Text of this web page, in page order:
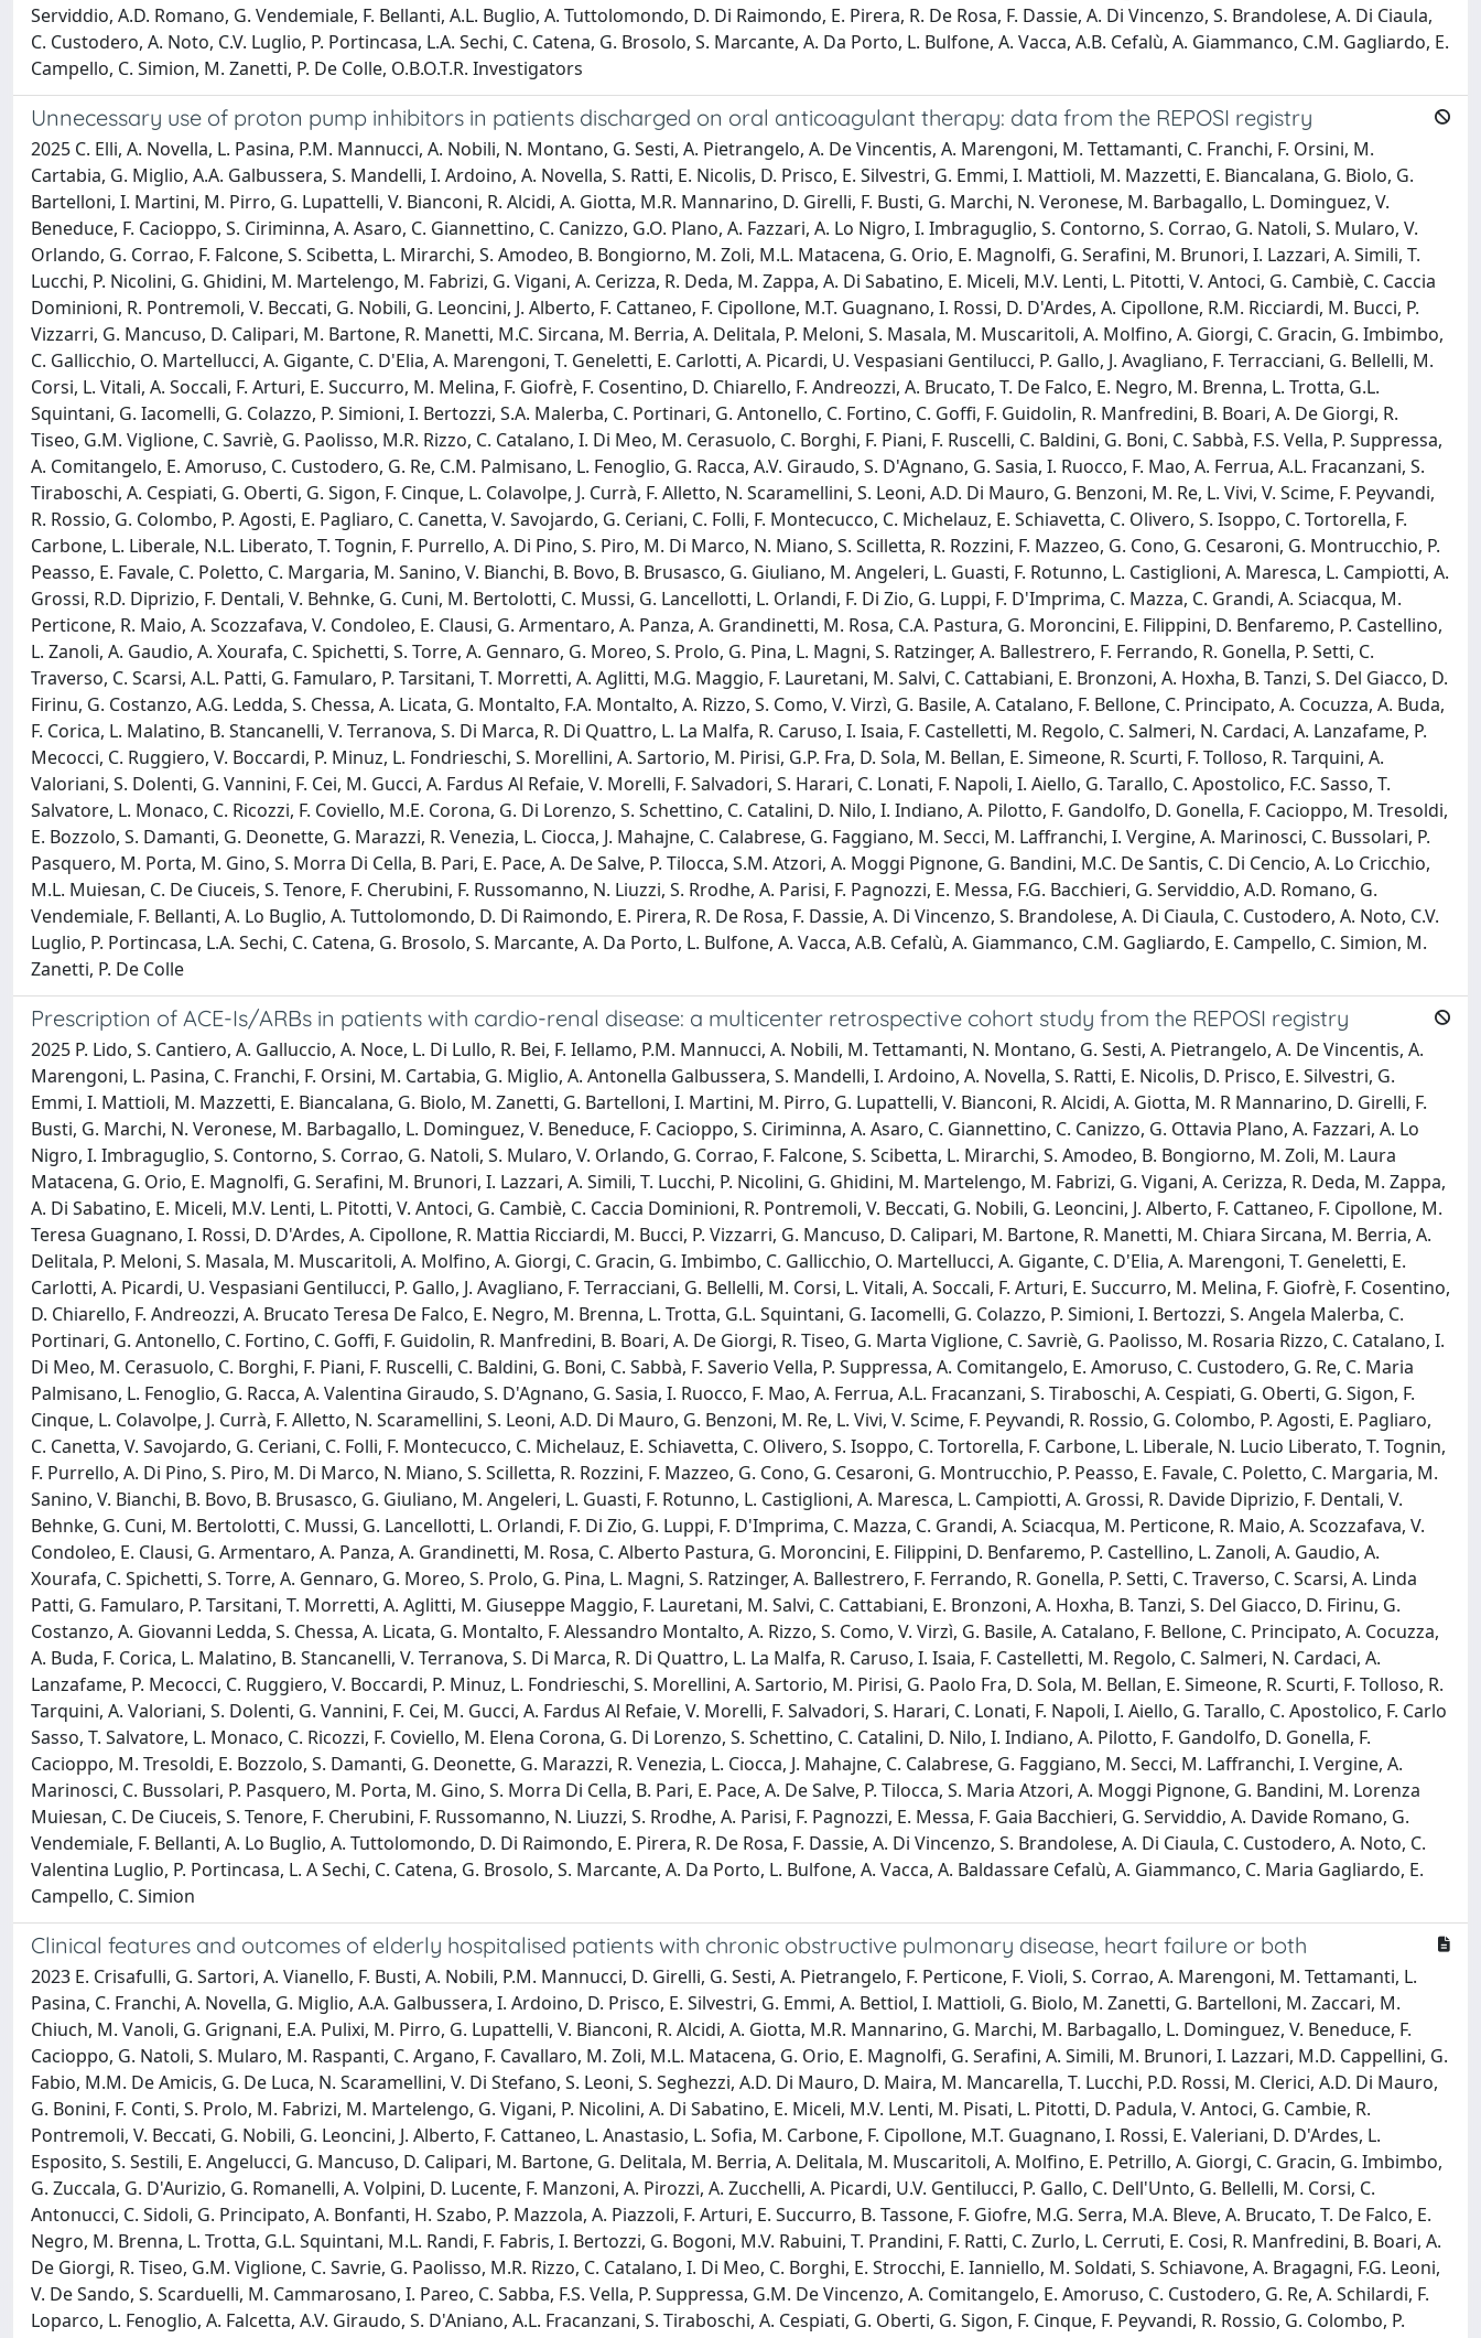
Serviddio, A.D. Romano, G. Vendemiale, F. Bellanti, A.L. Buglio, A. Tuttolomondo, D. Di Raimondo, E. Pirera, R. De Rosa, F. Dassie, A. Di Vincenzo, S. Brandolese, A. Di Ciaula,
C. Custodero, A. Noto, C.V. Luglio, P. Portincasa, L.A. Sechi, C. Catena, G. Brosolo, S. Marcante, A. Da Porto, L. Bulfone, A. Vacca, A.B. Cefalù, A. Giammanco, C.M. Gagliardo, E.
Campello, C. Simion, M. Zanetti, P. De Colle, O.B.O.T.R. Investigators
Unnecessary use of proton pump inhibitors in patients discharged on oral anticoagulant therapy: data from the REPOSI registry
2025 C. Elli, A. Novella, L. Pasina, P.M. Mannucci, A. Nobili, N. Montano, G. Sesti, A. Pietrangelo, A. De Vincentis, A. Marengoni, M. Tettamanti, C. Franchi, F. Orsini, M.
Cartabia, G. Miglio, A.A. Galbussera, S. Mandelli, I. Ardoino, A. Novella, S. Ratti, E. Nicolis, D. Prisco, E. Silvestri, G. Emmi, I. Mattioli, M. Mazzetti, E. Biancalana, G. Biolo, G.
Bartelloni, I. Martini, M. Pirro, G. Lupattelli, V. Bianconi, R. Alcidi, A. Giotta, M.R. Mannarino, D. Girelli, F. Busti, G. Marchi, N. Veronese, M. Barbagallo, L. Dominguez, V.
Beneduce, F. Cacioppo, S. Ciriminna, A. Asaro, C. Giannettino, C. Canizzo, G.O. Plano, A. Fazzari, A. Lo Nigro, I. Imbraguglio, S. Contorno, S. Corrao, G. Natoli, S. Mularo, V.
Orlando, G. Corrao, F. Falcone, S. Scibetta, L. Mirarchi, S. Amodeo, B. Bongiorno, M. Zoli, M.L. Matacena, G. Orio, E. Magnolfi, G. Serafini, M. Brunori, I. Lazzari, A. Simili, T.
Lucchi, P. Nicolini, G. Ghidini, M. Martelengo, M. Fabrizi, G. Vigani, A. Cerizza, R. Deda, M. Zappa, A. Di Sabatino, E. Miceli, M.V. Lenti, L. Pitotti, V. Antoci, G. Cambiè, C. Caccia
Dominioni, R. Pontremoli, V. Beccati, G. Nobili, G. Leoncini, J. Alberto, F. Cattaneo, F. Cipollone, M.T. Guagnano, I. Rossi, D. D'Ardes, A. Cipollone, R.M. Ricciardi, M. Bucci, P.
Vizzarri, G. Mancuso, D. Calipari, M. Bartone, R. Manetti, M.C. Sircana, M. Berria, A. Delitala, P. Meloni, S. Masala, M. Muscaritoli, A. Molfino, A. Giorgi, C. Gracin, G. Imbimbo,
C. Gallicchio, O. Martellucci, A. Gigante, C. D'Elia, A. Marengoni, T. Geneletti, E. Carlotti, A. Picardi, U. Vespasiani Gentilucci, P. Gallo, J. Avagliano, F. Terracciani, G. Bellelli, M.
Corsi, L. Vitali, A. Soccali, F. Arturi, E. Succurro, M. Melina, F. Giofrè, F. Cosentino, D. Chiarello, F. Andreozzi, A. Brucato, T. De Falco, E. Negro, M. Brenna, L. Trotta, G.L.
Squintani, G. Iacomelli, G. Colazzo, P. Simioni, I. Bertozzi, S.A. Malerba, C. Portinari, G. Antonello, C. Fortino, C. Goffi, F. Guidolin, R. Manfredini, B. Boari, A. De Giorgi, R.
Tiseo, G.M. Viglione, C. Savriè, G. Paolisso, M.R. Rizzo, C. Catalano, I. Di Meo, M. Cerasuolo, C. Borghi, F. Piani, F. Ruscelli, C. Baldini, G. Boni, C. Sabbà, F.S. Vella, P. Suppressa,
A. Comitangelo, E. Amoruso, C. Custodero, G. Re, C.M. Palmisano, L. Fenoglio, G. Racca, A.V. Giraudo, S. D'Agnano, G. Sasia, I. Ruocco, F. Mao, A. Ferrua, A.L. Fracanzani, S.
Tiraboschi, A. Cespiati, G. Oberti, G. Sigon, F. Cinque, L. Colavolpe, J. Currà, F. Alletto, N. Scaramellini, S. Leoni, A.D. Di Mauro, G. Benzoni, M. Re, L. Vivi, V. Scime, F. Peyvandi,
R. Rossio, G. Colombo, P. Agosti, E. Pagliaro, C. Canetta, V. Savojardo, G. Ceriani, C. Folli, F. Montecucco, C. Michelauz, E. Schiavetta, C. Olivero, S. Isoppo, C. Tortorella, F.
Carbone, L. Liberale, N.L. Liberato, T. Tognin, F. Purrello, A. Di Pino, S. Piro, M. Di Marco, N. Miano, S. Scilletta, R. Rozzini, F. Mazzeo, G. Cono, G. Cesaroni, G. Montrucchio, P.
Peasso, E. Favale, C. Poletto, C. Margaria, M. Sanino, V. Bianchi, B. Bovo, B. Brusasco, G. Giuliano, M. Angeleri, L. Guasti, F. Rotunno, L. Castiglioni, A. Maresca, L. Campiotti, A.
Grossi, R.D. Diprizio, F. Dentali, V. Behnke, G. Cuni, M. Bertolotti, C. Mussi, G. Lancellotti, L. Orlandi, F. Di Zio, G. Luppi, F. D'Imprima, C. Mazza, C. Grandi, A. Sciacqua, M.
Perticone, R. Maio, A. Scozzafava, V. Condoleo, E. Clausi, G. Armentaro, A. Panza, A. Grandinetti, M. Rosa, C.A. Pastura, G. Moroncini, E. Filippini, D. Benfaremo, P. Castellino,
L. Zanoli, A. Gaudio, A. Xourafa, C. Spichetti, S. Torre, A. Gennaro, G. Moreo, S. Prolo, G. Pina, L. Magni, S. Ratzinger, A. Ballestrero, F. Ferrando, R. Gonella, P. Setti, C.
Traverso, C. Scarsi, A.L. Patti, G. Famularo, P. Tarsitani, T. Morretti, A. Aglitti, M.G. Maggio, F. Lauretani, M. Salvi, C. Cattabiani, E. Bronzoni, A. Hoxha, B. Tanzi, S. Del Giacco, D.
Firinu, G. Costanzo, A.G. Ledda, S. Chessa, A. Licata, G. Montalto, F.A. Montalto, A. Rizzo, S. Como, V. Virzì, G. Basile, A. Catalano, F. Bellone, C. Principato, A. Cocuzza, A. Buda,
F. Corica, L. Malatino, B. Stancanelli, V. Terranova, S. Di Marca, R. Di Quattro, L. La Malfa, R. Caruso, I. Isaia, F. Castelletti, M. Regolo, C. Salmeri, N. Cardaci, A. Lanzafame, P.
Mecocci, C. Ruggiero, V. Boccardi, P. Minuz, L. Fondrieschi, S. Morellini, A. Sartorio, M. Pirisi, G.P. Fra, D. Sola, M. Bellan, E. Simeone, R. Scurti, F. Tolloso, R. Tarquini, A.
Valoriani, S. Dolenti, G. Vannini, F. Cei, M. Gucci, A. Fardus Al Refaie, V. Morelli, F. Salvadori, S. Harari, C. Lonati, F. Napoli, I. Aiello, G. Tarallo, C. Apostolico, F.C. Sasso, T.
Salvatore, L. Monaco, C. Ricozzi, F. Coviello, M.E. Corona, G. Di Lorenzo, S. Schettino, C. Catalini, D. Nilo, I. Indiano, A. Pilotto, F. Gandolfo, D. Gonella, F. Cacioppo, M. Tresoldi,
E. Bozzolo, S. Damanti, G. Deonette, G. Marazzi, R. Venezia, L. Ciocca, J. Mahajne, C. Calabrese, G. Faggiano, M. Secci, M. Laffranchi, I. Vergine, A. Marinosci, C. Bussolari, P.
Pasquero, M. Porta, M. Gino, S. Morra Di Cella, B. Pari, E. Pace, A. De Salve, P. Tilocca, S.M. Atzori, A. Moggi Pignone, G. Bandini, M.C. De Santis, C. Di Cencio, A. Lo Cricchio,
M.L. Muiesan, C. De Ciuceis, S. Tenore, F. Cherubini, F. Russomanno, N. Liuzzi, S. Rrodhe, A. Parisi, F. Pagnozzi, E. Messa, F.G. Bacchieri, G. Serviddio, A.D. Romano, G.
Vendemiale, F. Bellanti, A. Lo Buglio, A. Tuttolomondo, D. Di Raimondo, E. Pirera, R. De Rosa, F. Dassie, A. Di Vincenzo, S. Brandolese, A. Di Ciaula, C. Custodero, A. Noto, C.V.
Luglio, P. Portincasa, L.A. Sechi, C. Catena, G. Brosolo, S. Marcante, A. Da Porto, L. Bulfone, A. Vacca, A.B. Cefalù, A. Giammanco, C.M. Gagliardo, E. Campello, C. Simion, M.
Zanetti, P. De Colle
Prescription of ACE-Is/ARBs in patients with cardio-renal disease: a multicenter retrospective cohort study from the REPOSI registry
2025 P. Lido, S. Cantiero, A. Galluccio, A. Noce, L. Di Lullo, R. Bei, F. Iellamo, P.M. Mannucci, A. Nobili, M. Tettamanti, N. Montano, G. Sesti, A. Pietrangelo, A. De Vincentis, A.
Marengoni, L. Pasina, C. Franchi, F. Orsini, M. Cartabia, G. Miglio, A. Antonella Galbussera, S. Mandelli, I. Ardoino, A. Novella, S. Ratti, E. Nicolis, D. Prisco, E. Silvestri, G.
Emmi, I. Mattioli, M. Mazzetti, E. Biancalana, G. Biolo, M. Zanetti, G. Bartelloni, I. Martini, M. Pirro, G. Lupattelli, V. Bianconi, R. Alcidi, A. Giotta, M. R Mannarino, D. Girelli, F.
Busti, G. Marchi, N. Veronese, M. Barbagallo, L. Dominguez, V. Beneduce, F. Cacioppo, S. Ciriminna, A. Asaro, C. Giannettino, C. Canizzo, G. Ottavia Plano, A. Fazzari, A. Lo
Nigro, I. Imbraguglio, S. Contorno, S. Corrao, G. Natoli, S. Mularo, V. Orlando, G. Corrao, F. Falcone, S. Scibetta, L. Mirarchi, S. Amodeo, B. Bongiorno, M. Zoli, M. Laura
Matacena, G. Orio, E. Magnolfi, G. Serafini, M. Brunori, I. Lazzari, A. Simili, T. Lucchi, P. Nicolini, G. Ghidini, M. Martelengo, M. Fabrizi, G. Vigani, A. Cerizza, R. Deda, M. Zappa,
A. Di Sabatino, E. Miceli, M.V. Lenti, L. Pitotti, V. Antoci, G. Cambiè, C. Caccia Dominioni, R. Pontremoli, V. Beccati, G. Nobili, G. Leoncini, J. Alberto, F. Cattaneo, F. Cipollone, M.
Teresa Guagnano, I. Rossi, D. D'Ardes, A. Cipollone, R. Mattia Ricciardi, M. Bucci, P. Vizzarri, G. Mancuso, D. Calipari, M. Bartone, R. Manetti, M. Chiara Sircana, M. Berria, A.
Delitala, P. Meloni, S. Masala, M. Muscaritoli, A. Molfino, A. Giorgi, C. Gracin, G. Imbimbo, C. Gallicchio, O. Martellucci, A. Gigante, C. D'Elia, A. Marengoni, T. Geneletti, E.
Carlotti, A. Picardi, U. Vespasiani Gentilucci, P. Gallo, J. Avagliano, F. Terracciani, G. Bellelli, M. Corsi, L. Vitali, A. Soccali, F. Arturi, E. Succurro, M. Melina, F. Giofrè, F. Cosentino,
D. Chiarello, F. Andreozzi, A. Brucato Teresa De Falco, E. Negro, M. Brenna, L. Trotta, G.L. Squintani, G. Iacomelli, G. Colazzo, P. Simioni, I. Bertozzi, S. Angela Malerba, C.
Portinari, G. Antonello, C. Fortino, C. Goffi, F. Guidolin, R. Manfredini, B. Boari, A. De Giorgi, R. Tiseo, G. Marta Viglione, C. Savriè, G. Paolisso, M. Rosaria Rizzo, C. Catalano, I.
Di Meo, M. Cerasuolo, C. Borghi, F. Piani, F. Ruscelli, C. Baldini, G. Boni, C. Sabbà, F. Saverio Vella, P. Suppressa, A. Comitangelo, E. Amoruso, C. Custodero, G. Re, C. Maria
Palmisano, L. Fenoglio, G. Racca, A. Valentina Giraudo, S. D'Agnano, G. Sasia, I. Ruocco, F. Mao, A. Ferrua, A.L. Fracanzani, S. Tiraboschi, A. Cespiati, G. Oberti, G. Sigon, F.
Cinque, L. Colavolpe, J. Currà, F. Alletto, N. Scaramellini, S. Leoni, A.D. Di Mauro, G. Benzoni, M. Re, L. Vivi, V. Scime, F. Peyvandi, R. Rossio, G. Colombo, P. Agosti, E. Pagliaro,
C. Canetta, V. Savojardo, G. Ceriani, C. Folli, F. Montecucco, C. Michelauz, E. Schiavetta, C. Olivero, S. Isoppo, C. Tortorella, F. Carbone, L. Liberale, N. Lucio Liberato, T. Tognin,
F. Purrello, A. Di Pino, S. Piro, M. Di Marco, N. Miano, S. Scilletta, R. Rozzini, F. Mazzeo, G. Cono, G. Cesaroni, G. Montrucchio, P. Peasso, E. Favale, C. Poletto, C. Margaria, M.
Sanino, V. Bianchi, B. Bovo, B. Brusasco, G. Giuliano, M. Angeleri, L. Guasti, F. Rotunno, L. Castiglioni, A. Maresca, L. Campiotti, A. Grossi, R. Davide Diprizio, F. Dentali, V.
Behnke, G. Cuni, M. Bertolotti, C. Mussi, G. Lancellotti, L. Orlandi, F. Di Zio, G. Luppi, F. D'Imprima, C. Mazza, C. Grandi, A. Sciacqua, M. Perticone, R. Maio, A. Scozzafava, V.
Condoleo, E. Clausi, G. Armentaro, A. Panza, A. Grandinetti, M. Rosa, C. Alberto Pastura, G. Moroncini, E. Filippini, D. Benfaremo, P. Castellino, L. Zanoli, A. Gaudio, A.
Xourafa, C. Spichetti, S. Torre, A. Gennaro, G. Moreo, S. Prolo, G. Pina, L. Magni, S. Ratzinger, A. Ballestrero, F. Ferrando, R. Gonella, P. Setti, C. Traverso, C. Scarsi, A. Linda
Patti, G. Famularo, P. Tarsitani, T. Morretti, A. Aglitti, M. Giuseppe Maggio, F. Lauretani, M. Salvi, C. Cattabiani, E. Bronzoni, A. Hoxha, B. Tanzi, S. Del Giacco, D. Firinu, G.
Costanzo, A. Giovanni Ledda, S. Chessa, A. Licata, G. Montalto, F. Alessandro Montalto, A. Rizzo, S. Como, V. Virzì, G. Basile, A. Catalano, F. Bellone, C. Principato, A. Cocuzza,
A. Buda, F. Corica, L. Malatino, B. Stancanelli, V. Terranova, S. Di Marca, R. Di Quattro, L. La Malfa, R. Caruso, I. Isaia, F. Castelletti, M. Regolo, C. Salmeri, N. Cardaci, A.
Lanzafame, P. Mecocci, C. Ruggiero, V. Boccardi, P. Minuz, L. Fondrieschi, S. Morellini, A. Sartorio, M. Pirisi, G. Paolo Fra, D. Sola, M. Bellan, E. Simeone, R. Scurti, F. Tolloso, R.
Tarquini, A. Valoriani, S. Dolenti, G. Vannini, F. Cei, M. Gucci, A. Fardus Al Refaie, V. Morelli, F. Salvadori, S. Harari, C. Lonati, F. Napoli, I. Aiello, G. Tarallo, C. Apostolico, F. Carlo
Sasso, T. Salvatore, L. Monaco, C. Ricozzi, F. Coviello, M. Elena Corona, G. Di Lorenzo, S. Schettino, C. Catalini, D. Nilo, I. Indiano, A. Pilotto, F. Gandolfo, D. Gonella, F.
Cacioppo, M. Tresoldi, E. Bozzolo, S. Damanti, G. Deonette, G. Marazzi, R. Venezia, L. Ciocca, J. Mahajne, C. Calabrese, G. Faggiano, M. Secci, M. Laffranchi, I. Vergine, A.
Marinosci, C. Bussolari, P. Pasquero, M. Porta, M. Gino, S. Morra Di Cella, B. Pari, E. Pace, A. De Salve, P. Tilocca, S. Maria Atzori, A. Moggi Pignone, G. Bandini, M. Lorenza
Muiesan, C. De Ciuceis, S. Tenore, F. Cherubini, F. Russomanno, N. Liuzzi, S. Rrodhe, A. Parisi, F. Pagnozzi, E. Messa, F. Gaia Bacchieri, G. Serviddio, A. Davide Romano, G.
Vendemiale, F. Bellanti, A. Lo Buglio, A. Tuttolomondo, D. Di Raimondo, E. Pirera, R. De Rosa, F. Dassie, A. Di Vincenzo, S. Brandolese, A. Di Ciaula, C. Custodero, A. Noto, C.
Valentina Luglio, P. Portincasa, L. A Sechi, C. Catena, G. Brosolo, S. Marcante, A. Da Porto, L. Bulfone, A. Vacca, A. Baldassare Cefalù, A. Giammanco, C. Maria Gagliardo, E.
Campello, C. Simion
Clinical features and outcomes of elderly hospitalised patients with chronic obstructive pulmonary disease, heart failure or both
2023 E. Crisafulli, G. Sartori, A. Vianello, F. Busti, A. Nobili, P.M. Mannucci, D. Girelli, G. Sesti, A. Pietrangelo, F. Perticone, F. Violi, S. Corrao, A. Marengoni, M. Tettamanti, L.
Pasina, C. Franchi, A. Novella, G. Miglio, A.A. Galbussera, I. Ardoino, D. Prisco, E. Silvestri, G. Emmi, A. Bettiol, I. Mattioli, G. Biolo, M. Zanetti, G. Bartelloni, M. Zaccari, M.
Chiuch, M. Vanoli, G. Grignani, E.A. Pulixi, M. Pirro, G. Lupattelli, V. Bianconi, R. Alcidi, A. Giotta, M.R. Mannarino, G. Marchi, M. Barbagallo, L. Dominguez, V. Beneduce, F.
Cacioppo, G. Natoli, S. Mularo, M. Raspanti, C. Argano, F. Cavallaro, M. Zoli, M.L. Matacena, G. Orio, E. Magnolfi, G. Serafini, A. Simili, M. Brunori, I. Lazzari, M.D. Cappellini, G.
Fabio, M.M. De Amicis, G. De Luca, N. Scaramellini, V. Di Stefano, S. Leoni, S. Seghezzi, A.D. Di Mauro, D. Maira, M. Mancarella, T. Lucchi, P.D. Rossi, M. Clerici, A.D. Di Mauro,
G. Bonini, F. Conti, S. Prolo, M. Fabrizi, M. Martelengo, G. Vigani, P. Nicolini, A. Di Sabatino, E. Miceli, M.V. Lenti, M. Pisati, L. Pitotti, D. Padula, V. Antoci, G. Cambie, R.
Pontremoli, V. Beccati, G. Nobili, G. Leoncini, J. Alberto, F. Cattaneo, L. Anastasio, L. Sofia, M. Carbone, F. Cipollone, M.T. Guagnano, I. Rossi, E. Valeriani, D. D'Ardes, L.
Esposito, S. Sestili, E. Angelucci, G. Mancuso, D. Calipari, M. Bartone, G. Delitala, M. Berria, A. Delitala, M. Muscaritoli, A. Molfino, E. Petrillo, A. Giorgi, C. Gracin, G. Imbimbo,
G. Zuccala, G. D'Aurizio, G. Romanelli, A. Volpini, D. Lucente, F. Manzoni, A. Pirozzi, A. Zucchelli, A. Picardi, U.V. Gentilucci, P. Gallo, C. Dell'Unto, G. Bellelli, M. Corsi, C.
Antonucci, C. Sidoli, G. Principato, A. Bonfanti, H. Szabo, P. Mazzola, A. Piazzoli, F. Arturi, E. Succurro, B. Tassone, F. Giofre, M.G. Serra, M.A. Bleve, A. Brucato, T. De Falco, E.
Negro, M. Brenna, L. Trotta, G.L. Squintani, M.L. Randi, F. Fabris, I. Bertozzi, G. Bogoni, M.V. Rabuini, T. Prandini, F. Ratti, C. Zurlo, L. Cerruti, E. Cosi, R. Manfredini, B. Boari, A.
De Giorgi, R. Tiseo, G.M. Viglione, C. Savrie, G. Paolisso, M.R. Rizzo, C. Catalano, I. Di Meo, C. Borghi, E. Strocchi, E. Ianniello, M. Soldati, S. Schiavone, A. Bragagni, F.G. Leoni,
V. De Sando, S. Scarduelli, M. Cammarosano, I. Pareo, C. Sabba, F.S. Vella, P. Suppressa, G.M. De Vincenzo, A. Comitangelo, E. Amoruso, C. Custodero, G. Re, A. Schilardi, F.
Loparco, L. Fenoglio, A. Falcetta, A.V. Giraudo, S. D'Aniano, A.L. Fracanzani, S. Tiraboschi, A. Cespiati, G. Oberti, G. Sigon, F. Cinque, F. Peyvandi, R. Rossio, G. Colombo, P.